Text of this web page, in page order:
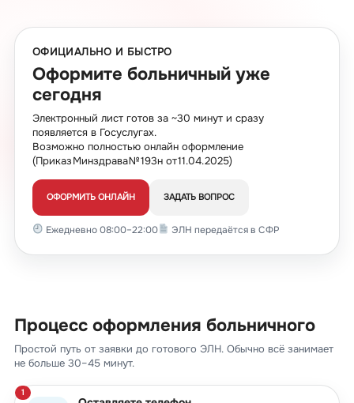
ОФИЦИАЛЬНО И БЫСТРО
Оформите больничный уже
сегодня
Электронный лист готов за ~30 минут и сразу
появляется в Госуслугах.
Возможно полностью онлайн оформление
(Приказ Минздрава № 193н от 11.04.2025)
ОФОРМИТЬ ОНЛАЙН ЗАДАТЬ ВОПРОС
Ежедневно 08:00–22:00 ЭЛН передаётся в СФР
Процесс оформления больничного
Простой путь от заявки до готового ЭЛН. Обычно всё занимает
не больше 30–45 минут.